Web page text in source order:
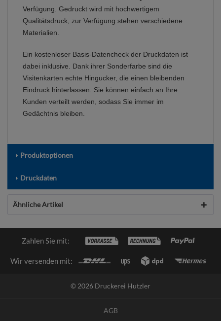
Verfügung. Gedruckt wird mit hochwertigem
Qualitätsdruck, zur Verfügung stehen verschiedene
Materialien.
Ein kostenloser Basis-Datencheck der Druckdaten ist
dabei inklusive. Dank ihrer Sonderfarbe sind die
Visitenkarten echte Hingucker, die einen bleibenden
Eindruck hinterlassen. Sie können einfach an Ihre
Kunden verteilt werden, sodass Sie immer im
Gedächtnis bleiben.
Produktoptionen
Druckdaten
Ähnliche Artikel
Zahlen Sie mit:
Wir versenden mit:
© 2026 Druckerei Hutzler
AGB